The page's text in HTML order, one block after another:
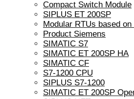
Compact Switch Module
SIPLUS ET 200SP
Modular RTUs based on
Product Siemens
SIMATIC S7
SIMATIC ET 200SP HA
SIMATIC CF
S7-1200 CPU
SIPLUS S7-1200
SIMATIC ET 200SP